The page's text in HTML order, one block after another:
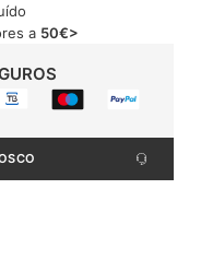
a 50€>